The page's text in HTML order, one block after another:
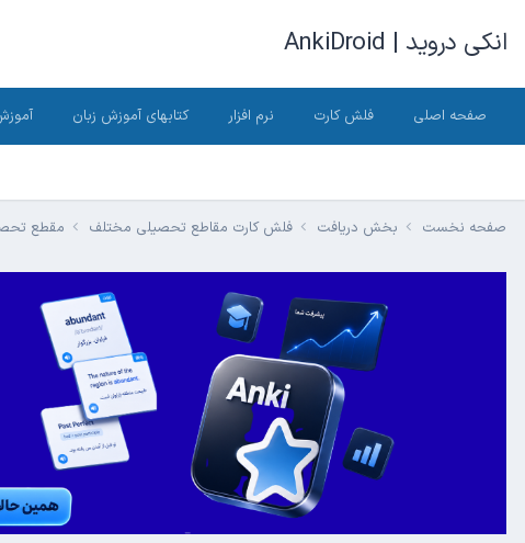
انکی دروید | AnkiDroid
صفحه اصلی فلش کارت نرم افزار کتابهای آموزش زبان
صفحه نخست بخش دریافت فلش کارت مقاطع تحصیلی مختلف مقطع